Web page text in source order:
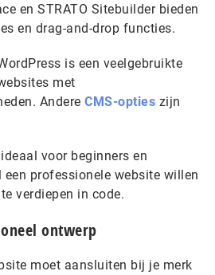
en STRATO Sitebuilder bieden
en drag-and-drop functies.
is een veelgebruikte
met
Andere CMS-opties zijn
voor beginners en
een professionele website willen
verdiepen in code.
ontwerp
moet aansluiten bij je merk